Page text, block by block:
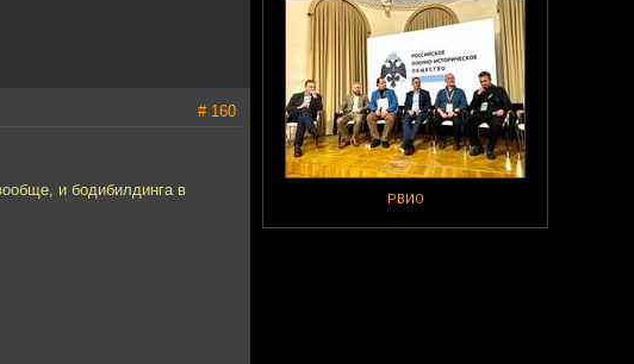
РВИО
# 160
и бодибилдинга в